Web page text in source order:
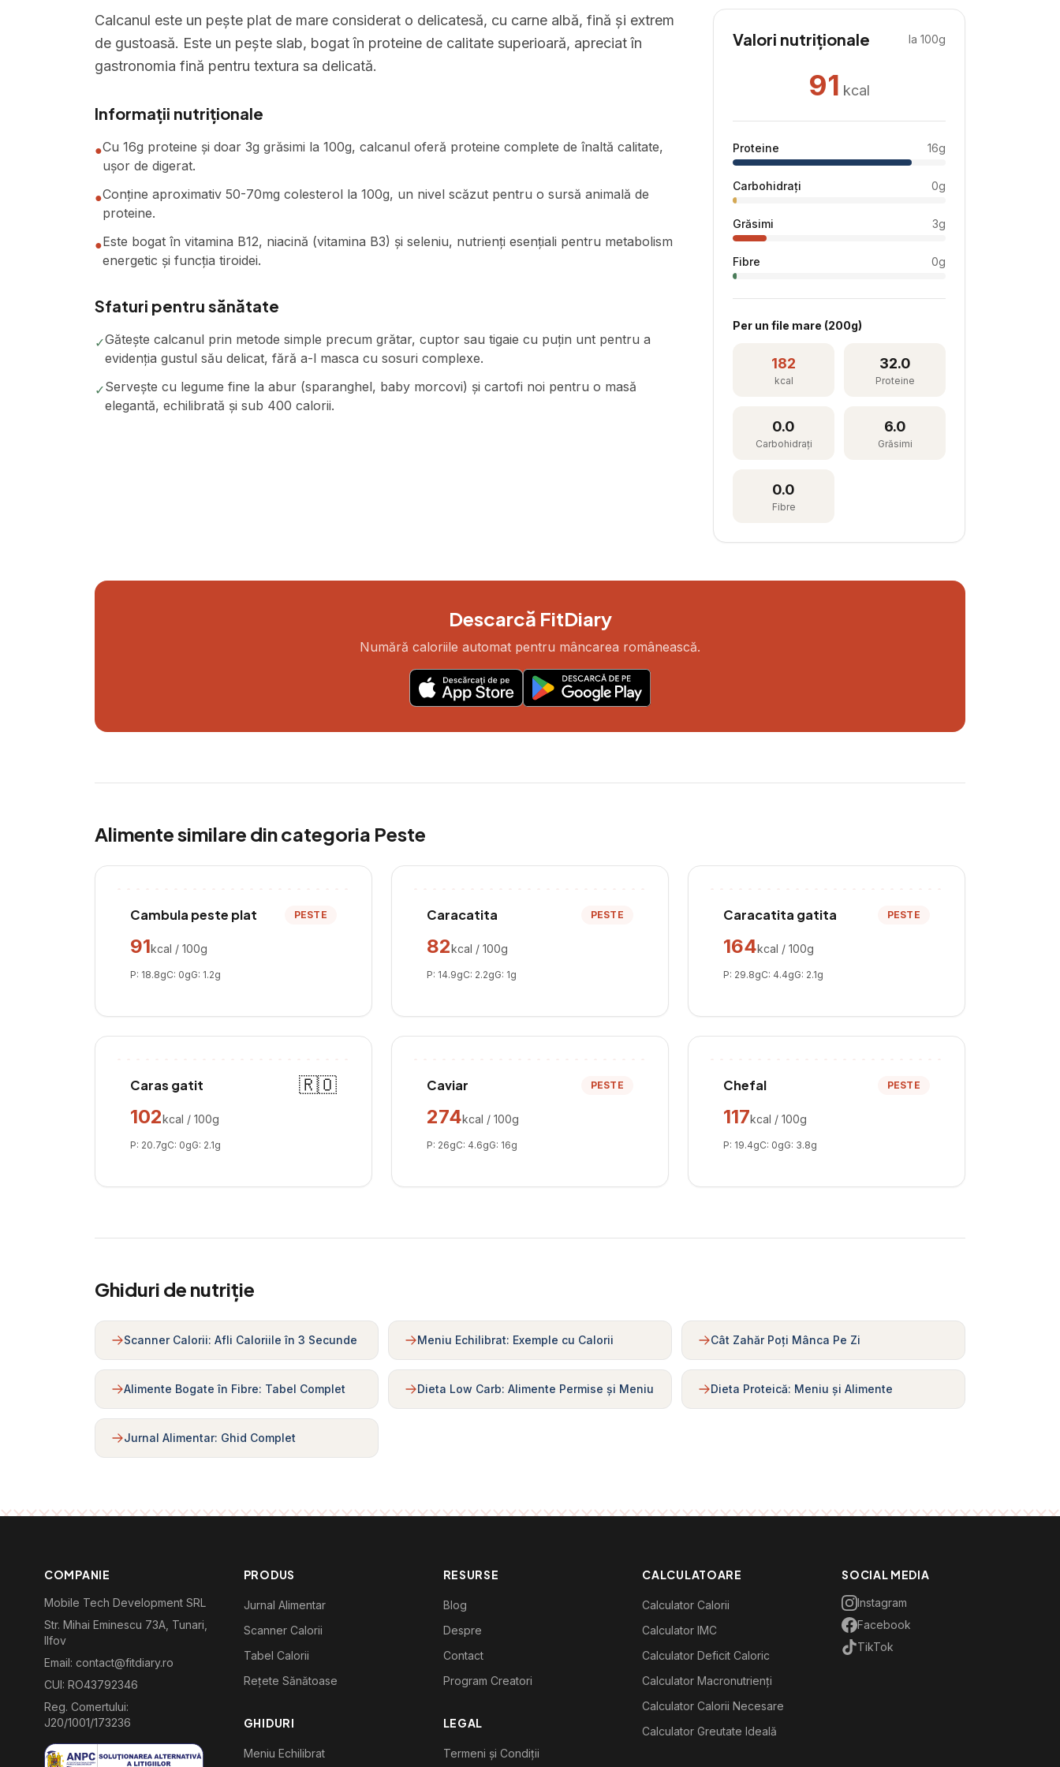
Calcanul este un pește plat de mare considerat o delicatesă, cu carne albă, fină și extrem
de gustoasă. Este un pește slab, bogat în proteine de calitate superioară, apreciat în
gastronomia fină pentru textura sa delicată.
Informații nutriționale
●Cu 16g proteine și doar 3g grăsimi la 100g, calcanul oferă proteine complete de înaltă calitate,
ușor de digerat.
●Conține aproximativ 50-70mg colesterol la 100g, un nivel scăzut pentru o sursă animală de
proteine.
●Este bogat în vitamina B12, niacină (vitamina B3) și seleniu, nutrienți esențiali pentru metabolism
energetic și funcția tiroidei.
Sfaturi pentru sănătate
✓Gătește calcanul prin metode simple precum grătar, cuptor sau tigaie cu puțin unt pentru a
evidenția gustul său delicat, fără a-l masca cu sosuri complexe.
✓Servește cu legume fine la abur (sparanghel, baby morcovi) și cartofi noi pentru o masă
elegantă, echilibrată și sub 400 calorii.
Valori nutriționale la 100g
91 kcal
Proteine 16g
Carbohidrați 0g
Grăsimi 3g
Fibre 0g
Per un file mare (200g)
182
kcal
32.0
Proteine
0.0
Carbohidrați
6.0
Grăsimi
0.0
Fibre
Descarcă FitDiary
Numără caloriile automat pentru mâncarea românească.
Alimente similare din categoria Peste
Cambula peste plat PESTE
91kcal / 100g
P: 18.8gC: 0gG: 1.2g
Caracatita PESTE
82kcal / 100g
P: 14.9gC: 2.2gG: 1g
Caracatita gatita PESTE
164kcal / 100g
P: 29.8gC: 4.4gG: 2.1g
Caras gatit
🇷🇴
102kcal / 100g
P: 20.7gC: 0gG: 2.1g
Caviar PESTE
274kcal / 100g
P: 26gC: 4.6gG: 16g
Chefal PESTE
117kcal / 100g
P: 19.4gC: 0gG: 3.8g
Ghiduri de nutriție
Scanner Calorii: Afli Caloriile în 3 Secunde Meniu Echilibrat: Exemple cu Calorii Cât Zahăr Poți Mânca Pe Zi
Alimente Bogate în Fibre: Tabel Complet Dieta Low Carb: Alimente Permise și Meniu Dieta Proteică: Meniu și Alimente
Jurnal Alimentar: Ghid Complet
COMPANIE
Mobile Tech Development SRL
Str. Mihai Eminescu 73A, Tunari,
Ilfov
Email: contact@fitdiary.ro
CUI: RO43792346
Reg. Comertului:
J20/1001/173236
PRODUS
Jurnal Alimentar
Scanner Calorii
Tabel Calorii
Rețete Sănătoase
GHIDURI
Meniu Echilibrat
RESURSE
Blog
Despre
Contact
Program Creatori
LEGAL
Termeni și Condiții
CALCULATOARE
Calculator Calorii
Calculator IMC
Calculator Deficit Caloric
Calculator Macronutrienți
Calculator Calorii Necesare
Calculator Greutate Ideală
SOCIAL MEDIA
Instagram
Facebook
TikTok